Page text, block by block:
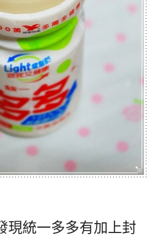
現統一多多有加上封